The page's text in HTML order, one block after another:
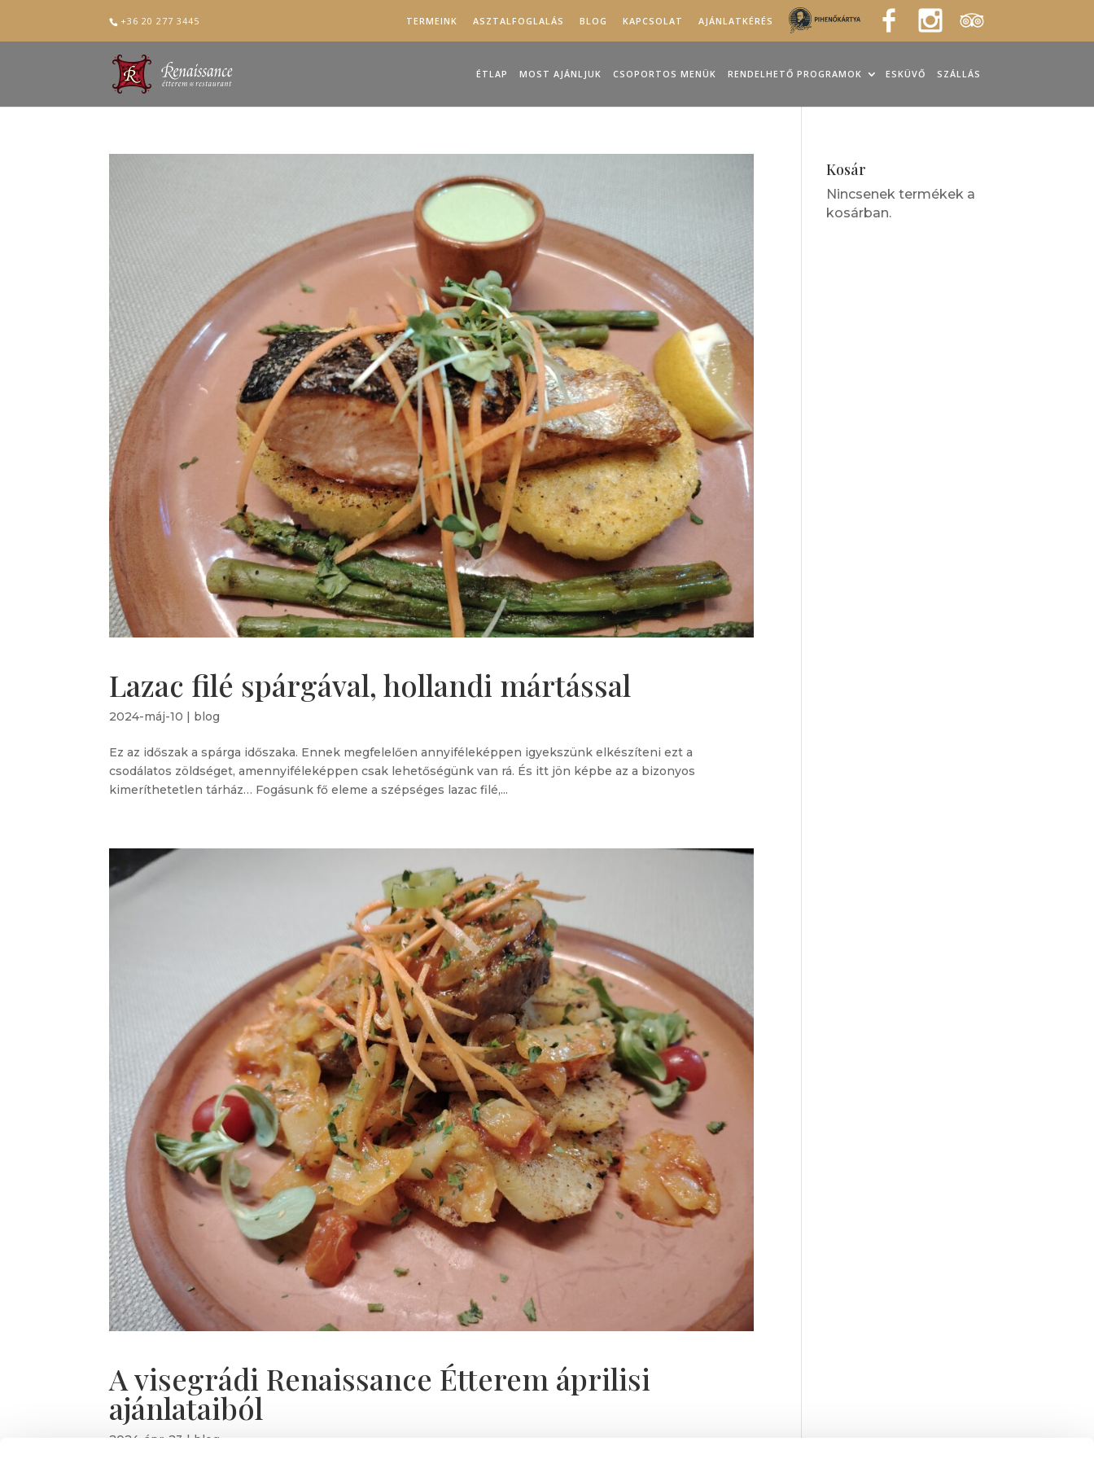
+36 20 277 3445 TERMEINK ASZTALFOGLALÁS BLOG KAPCSOLAT AJÁNLATKÉRÉS
ÉTLAP MOST AJÁNLJUK CSOPORTOS MENÜK RENDELHETŐ PROGRAMOK ESKÜVŐ SZÁLLÁS
Lazac filé spárgával, hollandi mártással
2024-máj-10 | blog
Ez az időszak a spárga időszaka. Ennek megfelelően annyiféleképpen igyekszünk elkészíteni ezt a
csodálatos zöldséget, amennyiféleképpen csak lehetőségünk van rá. És itt jön képbe az a bizonyos
kimeríthetetlen tárház… Fogásunk fő eleme a szépséges lazac filé,...
A visegrádi Renaissance Étterem áprilisi
ajánlataiból
2024-ápr-23 | blog
Kosár
Nincsenek termékek a
kosárban.